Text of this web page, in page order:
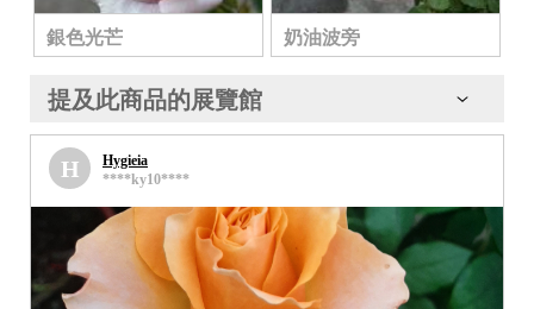
銀色光芒 奶油波旁
提及此商品的展覽館
H
Hygieia
****ky10****